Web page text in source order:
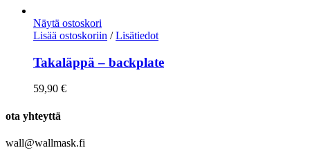
Näytä ostoskori
Lisää ostoskoriin / Lisätiedot
Takaläppä – backplate
59,90 €
ota yhteyttä
wall@wallmask.fi